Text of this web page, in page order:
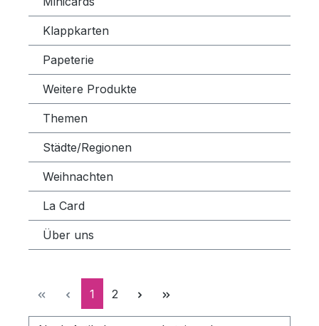
Klappkarten
Papeterie
Weitere Produkte
Themen
Städte/Regionen
Weihnachten
La Card
Über uns
Seite
1 Seite
2